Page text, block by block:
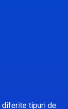
diferite tipuri de